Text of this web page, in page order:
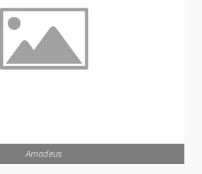
Amadeus